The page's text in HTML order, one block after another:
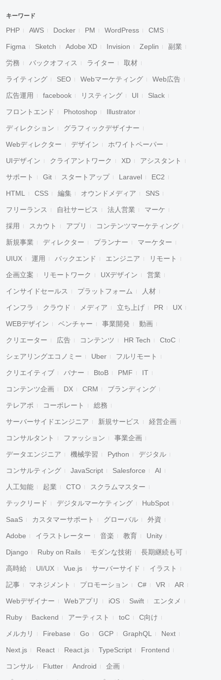
キーワード
PHP AWS Docker PM WordPress CMS
Figma Sketch Adobe XD Invision Zeplin 副業
労務 バックオフィス ライター 取材
ライティング SEO Webマーケティング Web広告
広告運用 facebook リスティング UI Slack
フロントエンド Photoshop Illustrator
ディレクション グラフィックデザイナー
Webディレクター デザイン ホワイトペーパー
UIデザイン クライアントワーク XD アシスタント
サポート Git スタートアップ Laravel EC2
HTML CSS 編集 オウンドメディア SNS
フリーランス 自社サービス 法人営業 マーケ
採用 スカウト アプリ コンテンツマーケティング
新規事業 ディレクター プランナー マーケター
UIUX 運用 バックエンド エンジニア リモート
企画立案 リモートワーク UXデザイン 営業
インサイドセールス プラットフォーム 人材
インフラ クラウド メディア 立ち上げ PR UX
WEBデザイン ベンチャー 事業開発 動画
クリエーター 広告 コンテンツ HR Tech CtoC
シェアリングエコノミー Uber フルリモート
クリエイティブ バナー BtoB PMF IT
コンテンツ企画 DX CRM ブランディング
テレアポ コーポレート 総務
サーバーサイドエンジニア 新規サービス 経営企画
コンサルタント ファッション 事業企画
データエンジニア 機械学習 Python デジタル
コンサルティング JavaScript Salesforce AI
人工知能 起業 CTO スクラムマスター
テックリード デジタルマーケティング HubSpot
SaaS カスタマーサポート グローバル 外資
Adobe イラストレーター 音楽 教育 Unity
Django Ruby on Rails モダンな技術 長期継続も可
高時給 UI/UX Vue.js サーバーサイド イラスト
記事 マネジメント プロモーション C# VR AR
Webデザイナー Webアプリ iOS Swift エンタメ
Ruby Backend アーティスト toC C向け
メルカリ Firebase Go GCP GraphQL Next
Next.js React React.js TypeScript Frontend
コンサル Flutter Android 企画